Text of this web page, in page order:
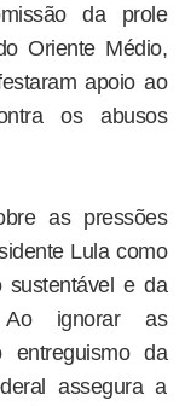
da prole
Oriente Médio,
apoio ao
os abusos
as pressões
Lula como
sustentável e da
Ao ignorar as
da
assegura a